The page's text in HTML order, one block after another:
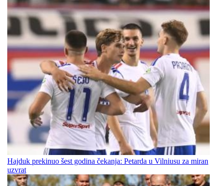
Hajduk prekinuo šest godina čekanja: Petarda u Vilniusu za miran
uzvrat